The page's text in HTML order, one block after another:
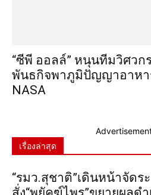
“ซีพี ออลล์” หนุนทีมวิศวก
พันธกิจพาภูมิปัญญาอาหา
NASA
เรื่องล่าสุด
“รมว.สุชาติ”เดินหน้าจัดร